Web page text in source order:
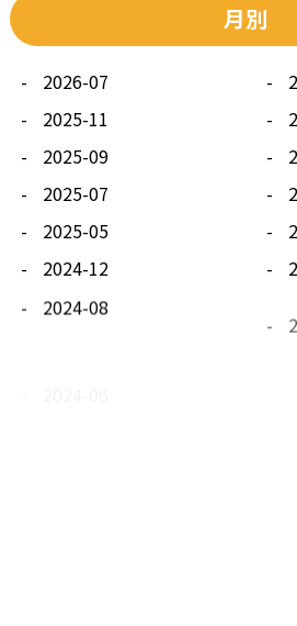
月別
2026-07
2025-11
2025-09
2025-07
2025-05
2024-12
2024-08